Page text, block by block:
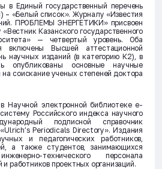
Единый государственный перечень
– «Белый список». Журналу «Известия
ПРОБЛЕМЫ ЭНЕРГЕТИКИ» присвоен
Казанского государственного
— четвертый уровень. Оба
включены Высшей аттестационной
научных изданий (в категорию К2), в
опубликованы основные научные
соискание ученых степеней доктора
Научной электронной библиотеке e-
Российского индекса научного
подписной справочник
Periodicals Directory». Издания
и педагогических работников,
а также студентов, занимающихся
технического персонала
работников проектных организаций.